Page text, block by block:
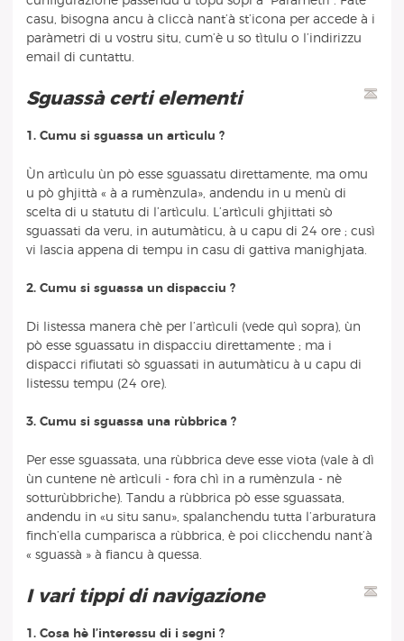
casu, bisogna ancu à cliccà nant’à st’icona per accede à i
paràmetri di u vostru situ, cum’è u so tìtulu o l’indirizzu
email di cuntattu.
Sguassà certi elementi
1. Cumu si sguassa un artìculu ?
Ùn artìculu ùn pò esse sguassatu direttamente, ma omu
u pò ghjittà « à a rumènzula», andendu in u menù di
scelta di u statutu di l’artìculu. L’artìculi ghjittati sò
sguassati da veru, in autumàticu, à u capu di 24 ore ; cusì
vi lascia appena di tempu in casu di gattiva manighjata.
2. Cumu si sguassa un dispacciu ?
Di listessa manera chè per l’artìculi (vede quì sopra), ùn
pò esse sguassatu in dispacciu direttamente ; ma i
dispacci rifiutati sò sguassati in autumàticu à u capu di
listessu tempu (24 ore).
3. Cumu si sguassa una rùbbrica ?
Per esse sguassata, una rùbbrica deve esse viota (vale à dì
ùn cuntene nè artìculi - fora chì in a rumènzula - nè
sotturùbbriche). Tandu a rùbbrica pò esse sguassata,
andendu in «u situ sanu», spalanchendu tutta l’arburatura
finch’ella cumparisca a rùbbrica, è poi clicchendu nant’à
« sguassà » à fiancu à quessa.
I vari tippi di navigazione
1. Cosa hè l’interessu di i segni ?